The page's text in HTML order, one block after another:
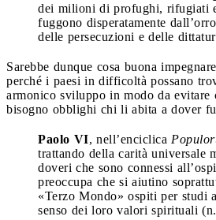
dei milioni di profughi, rifugiati
fuggono disperatamente
delle persecuzioni e delle
Sarebbe dunque cosa buona
perché i paesi in difficoltà possano
armonico sviluppo in modo da evitare
bisogno obblighi chi li abita a dover
Paolo VI, nell’enciclica
trattando della carità universale
doveri che sono connessi
preoccupa che si aiutino
«Terzo Mondo» ospiti per studi
senso dei loro valori spirituali